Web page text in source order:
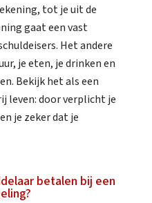
tot je uit de
gaat een vast
Het andere
je eten, je drinken en
Bekijk het als een
leven: door verplicht je
je zeker dat je
betalen bij een